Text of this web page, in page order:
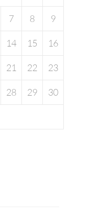
7 8 9
14 15 16
21 22 23
28 29 30